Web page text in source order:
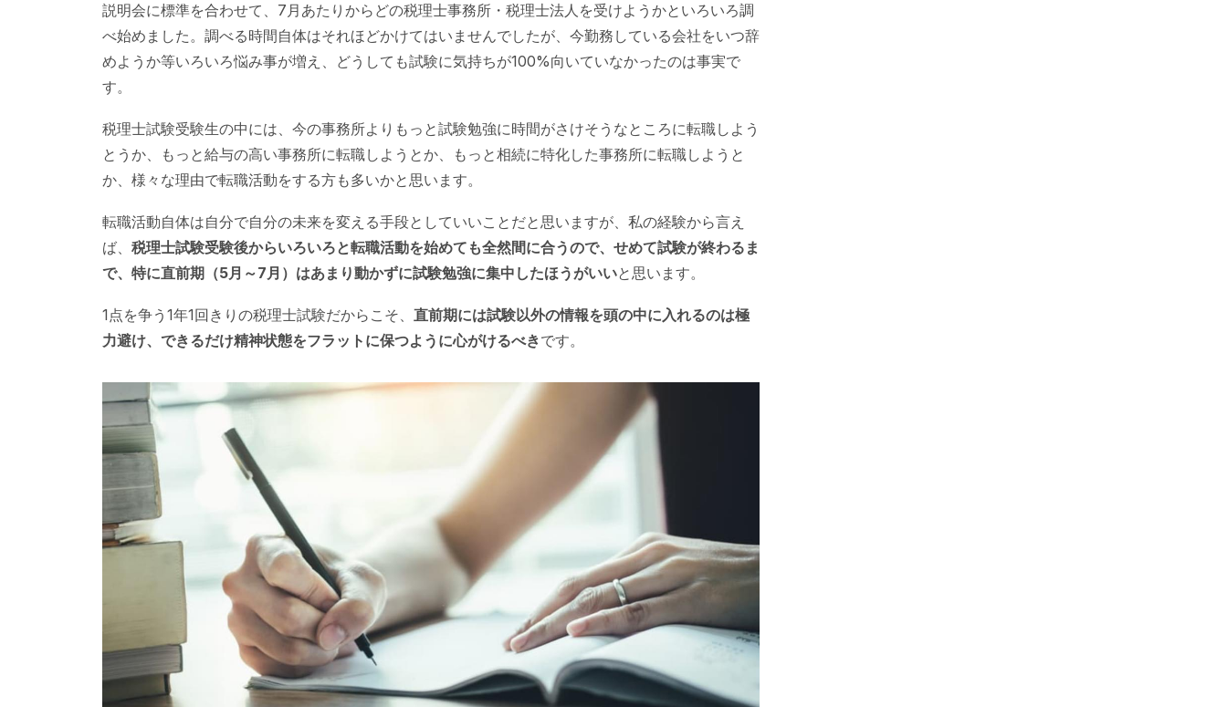
説明会に標準を合わせて、7月あたりからどの税理士事務所・税理士法人を受けようかといろいろ調
べ始めました。調べる時間自体はそれほどかけてはいませんでしたが、今勤務している会社をいつ辞
めようか等いろいろ悩み事が増え、どうしても試験に気持ちが100%向いていなかったのは事実で
す。
税理士試験受験生の中には、今の事務所よりもっと試験勉強に時間がさけそうなところに転職しよう
とうか、もっと給与の高い事務所に転職しようとか、もっと相続に特化した事務所に転職しようと
か、様々な理由で転職活動をする方も多いかと思います。
転職活動自体は自分で自分の未来を変える手段としていいことだと思いますが、私の経験から言え
ば、 税理士試験受験後からいろいろと転職活動を始めても全然間に合うので、せめて試験が終わるま
で、特に直前期（5月～7月）はあまり動かずに試験勉強に集中したほうがいいと思います。
1点を争う1年1回きりの税理士試験だからこそ、 直前期には試験以外の情報を頭の中に入れるのは極
力避け、できるだけ精神状態をフラットに保つように心がけるべきです。